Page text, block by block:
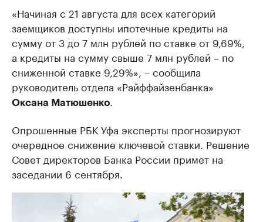
«Начиная с 21 августа для всех категорий
заемщиков доступны ипотечные кредиты на
сумму от 3 до 7 млн рублей по ставке от 9,69%,
а кредиты на сумму свыше 7 млн рублей – по
сниженной ставке 9,29%», – сообщила
руководитель отдела «Райффайзенбанка»
Оксана Матюшенко.
Опрошенные РБК Уфа эксперты прогнозируют
очередное снижение ключевой ставки. Решение
Совет директоров Банка России примет на
заседании 6 сентября.